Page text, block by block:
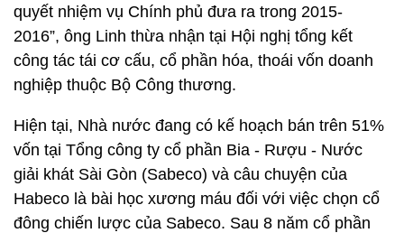
quyết nhiệm vụ Chính phủ đưa ra trong 2015-
2016”, ông Linh thừa nhận tại Hội nghị tổng kết
công tác tái cơ cấu, cổ phần hóa, thoái vốn doanh
nghiệp thuộc Bộ Công thương.
Hiện tại, Nhà nước đang có kế hoạch bán trên 51%
vốn tại Tổng công ty cổ phần Bia - Rượu - Nước
giải khát Sài Gòn (Sabeco) và câu chuyện của
Habeco là bài học xương máu đối với việc chọn cổ
đông chiến lược của Sabeco. Sau 8 năm cổ phần